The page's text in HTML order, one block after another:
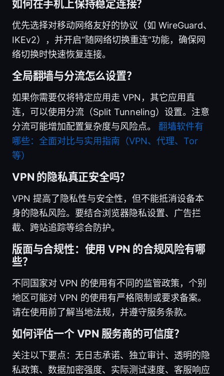
如何在手机上保持稳定连接？
优先选择对移动网络友好的协议（如 WireGuard、
IKEv2），并开启“随网络切换重连”功能，确保网
络切换时快速恢复连接。
全局翻墙与分流怎么设置？
如果你需要仅将特定应用走 VPN，其它应用直
连，可以使用分流（Split Tunneling）设置。注意
分流可能增加配置复杂度与风险点。 翻墙软件有
哪些：全面对比与实用指南（VPN、代理、Tor
等）
VPN 的隐私真正安全吗？
VPN 提高了隐私性与安全性，但不能抵消设备本
身的隐私风险。要结合浏览器隐私设置、广告拦
截、跨站追踪等综合防护。
版面与合规性：使用 VPN 的合规风险有哪
些？
不同国家对 VPN 的使用有不同的监管政策，个别
地区可能对 VPN 的使用有严格限制或要求备案。
请在使用前了解当地法规，并遵守服务条款。
如何评估一个 VPN 服务商的可信度？
关注以下要点：无日志承诺、独立审计、透明的隐
私政策、数据加密强度、实际测试速度、客服响应